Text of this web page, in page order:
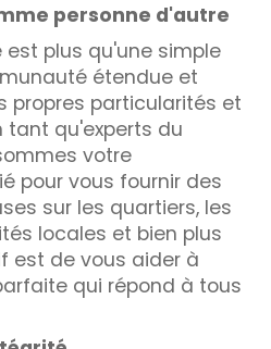
personne d'autre
est plus qu'une simple
étendue et
propres particularités et
tant qu'experts du
votre
pour vous fournir des
sur les quartiers, les
locales et bien plus
est de vous aider à
qui répond à tous